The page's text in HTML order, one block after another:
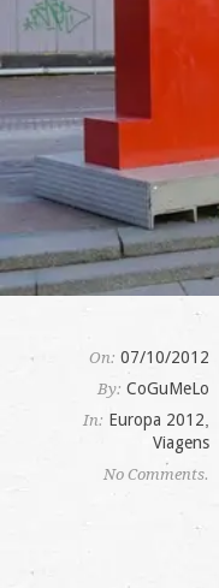
On: 07/10/2012
By: CoGuMeLo
In: Europa 2012
Viagens
No Comments.